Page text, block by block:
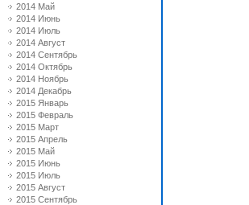
2014 Май
2014 Июнь
2014 Июль
2014 Август
2014 Сентябрь
2014 Октябрь
2014 Ноябрь
2014 Декабрь
2015 Январь
2015 Февраль
2015 Март
2015 Апрель
2015 Май
2015 Июнь
2015 Июль
2015 Август
2015 Сентябрь